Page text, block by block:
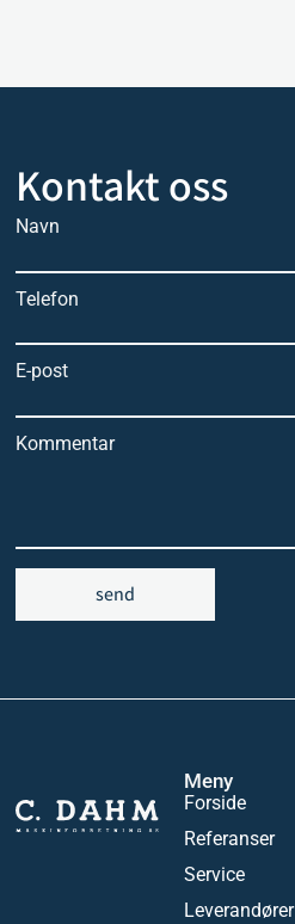
Kontakt oss
Navn
Telefon
E-post
Kommentar
send
Meny
Forside
Referanser
Service
Leverandører